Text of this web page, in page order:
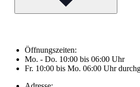
Öffnungszeiten:
Mo. - Do. 10:00 bis 06:00 Uhr
Fr. 10:00 bis Mo. 06:00 Uhr